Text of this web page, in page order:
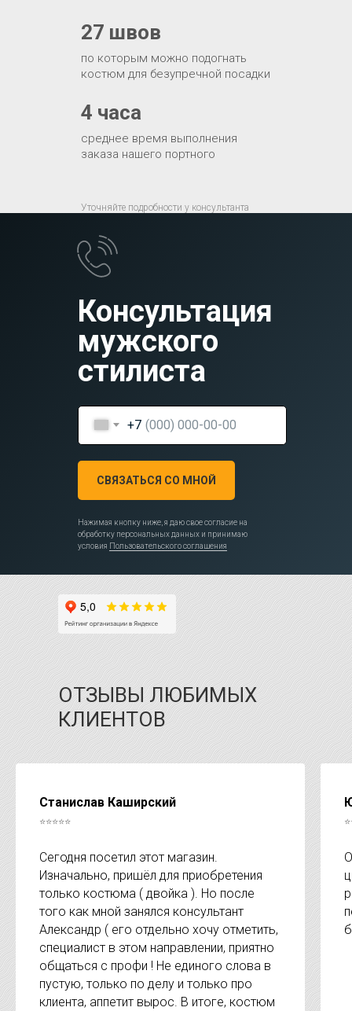
по которым можно подогнать
костюм для безупречной посадки
27 швов
Уточняйте подробности у консультанта
среднее время выполнения
заказа нашего портного
4 часа
Консультация
мужского
стилиста
+7
СВЯЗАТЬСЯ СО МНОЙ
Нажимая кнопку ниже, я даю свое согласие на
обработку персональных данных и принимаю
условия Пользовательского соглашения
ОТЗЫВЫ ЛЮБИМЫХ
КЛИЕНТОВ
Станислав Каширский
⭐⭐⭐⭐⭐
Сегодня посетил этот магазин.
Изначально, пришёл для приобретения
только костюма ( двойка ). Но после
того как мной занялся консультант
Александр ( его отдельно хочу отметить,
специалист в этом направлении, приятно
общаться с профи ! Не единого слова в
пустую, только по делу и только про
клиента, аппетит вырос. В итоге, костюм